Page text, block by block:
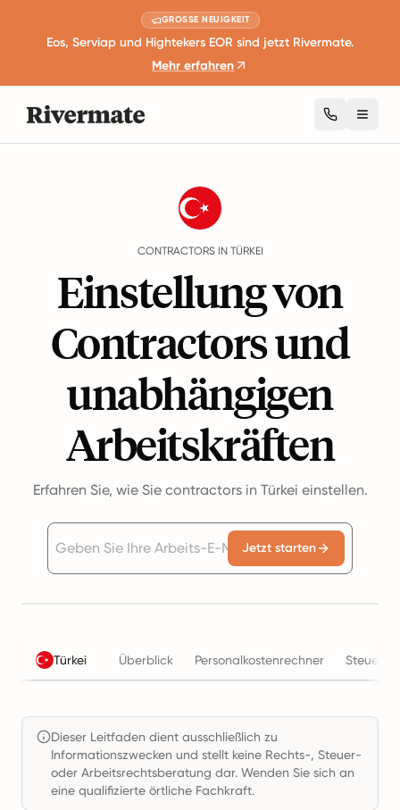
GROSSE NEUIGKEIT
Eos, Serviap und Hightekers EOR sind jetzt Rivermate.
Mehr erfahren
CONTRACTORS IN TÜRKEI
Einstellung von
Contractors und
unabhängigen
Arbeitskräften
Erfahren Sie, wie Sie contractors in Türkei einstellen.
Jetzt starten
Türkei Überblick Personalkostenrechner Steuern
Dieser Leitfaden dient ausschließlich zu
Informationszwecken und stellt keine Rechts-, Steuer-
oder Arbeitsrechtsberatung dar. Wenden Sie sich an
eine qualifizierte örtliche Fachkraft.